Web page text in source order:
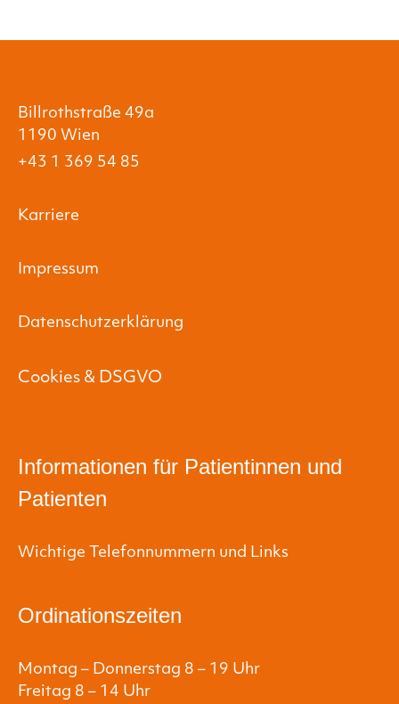
Billrothstraße 49a
1190 Wien
+43 1 369 54 85
Karriere
Impressum
Datenschutzerklärung
Cookies & DSGVO
Informationen für Patientinnen und
Patienten
Wichtige Telefonnummern und Links
Ordinationszeiten
Montag – Donnerstag 8 – 19 Uhr
Freitag 8 – 14 Uhr